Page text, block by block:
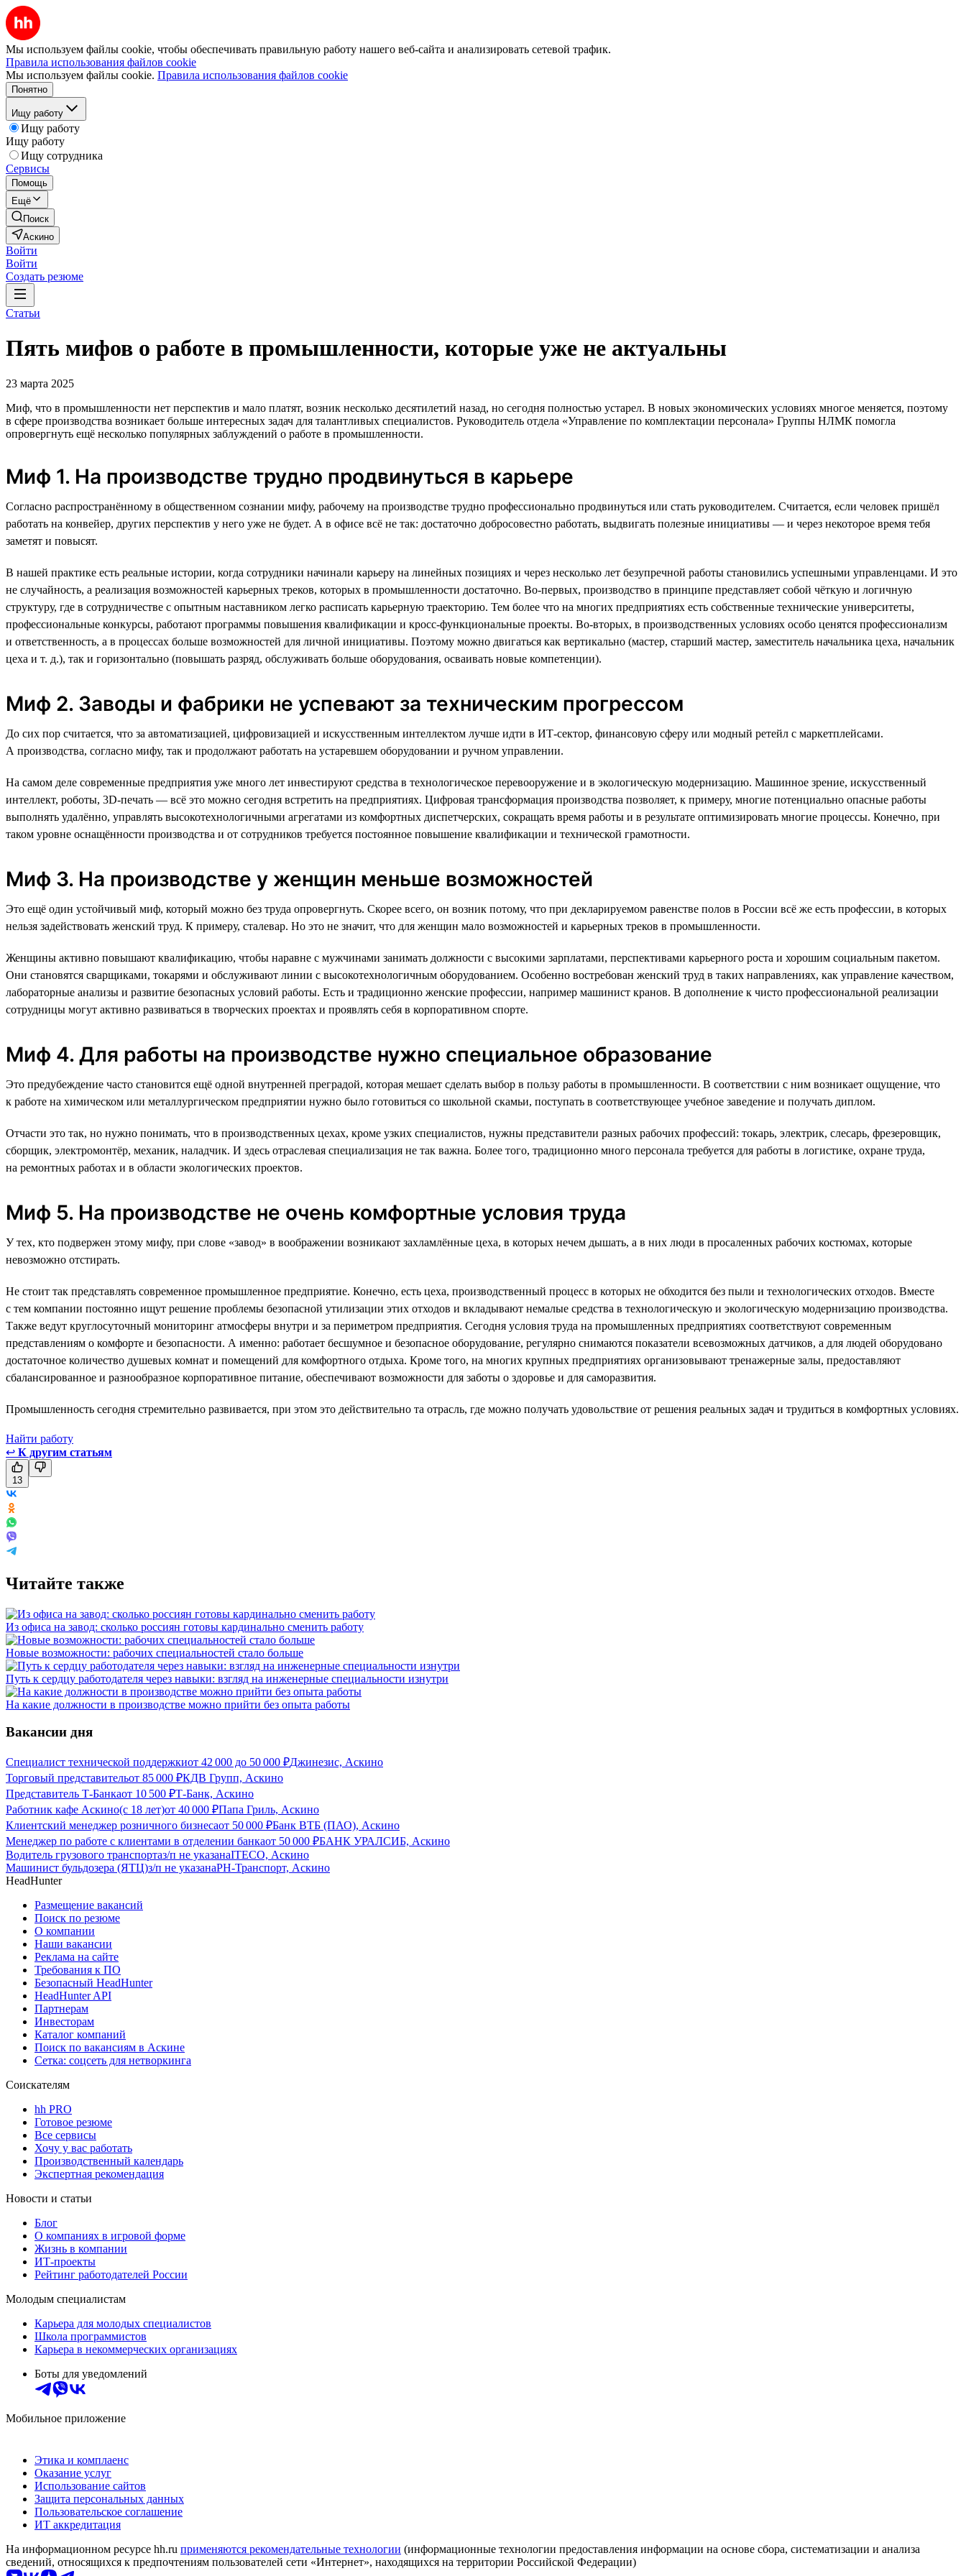
Мы используем файлы cookie, чтобы обеспечивать правильную работу нашего веб-сайта и анализировать сетевой трафик.
Правила использования файлов cookie
Мы используем файлы cookie. Правила использования файлов cookie
Понятно
Ищу работу
Ищу работу
Ищу работу
Ищу сотрудника
Сервисы
Помощь
Ещё
Поиск
Аскино
Войти
Войти
Создать резюме
Статьи
Пять мифов о работе в промышленности, которые уже не актуальны
23 марта 2025
Миф, что в промышленности нет перспектив и мало платят, возник несколько десятилетий назад, но сегодня полностью устарел. В новых экономических условиях многое меняется, поэтому
в сфере производства возникает больше интересных задач для талантливых специалистов. Руководитель отдела «Управление по комплектации персонала» Группы НЛМК помогла
опровергнуть ещё несколько популярных заблуждений о работе в промышленности.
Миф 1. На производстве трудно продвинуться в карьере
Согласно распространённому в общественном сознании мифу, рабочему на производстве трудно профессионально продвинуться или стать руководителем. Считается, если человек пришёл
работать на конвейер, других перспектив у него уже не будет. А в офисе всё не так: достаточно добросовестно работать, выдвигать полезные инициативы — и через некоторое время тебя
заметят и повысят.
В нашей практике есть реальные истории, когда сотрудники начинали карьеру на линейных позициях и через несколько лет безупречной работы становились успешными управленцами. И это
не случайность, а реализация возможностей карьерных треков, которых в промышленности достаточно. Во-первых, производство в принципе представляет собой чёткую и логичную
структуру, где в сотрудничестве с опытным наставником легко расписать карьерную траекторию. Тем более что на многих предприятиях есть собственные технические университеты,
профессиональные конкурсы, работают программы повышения квалификации и кросс-функциональные проекты. Во-вторых, в производственных условиях особо ценятся профессионализм
и ответственность, а в процессах больше возможностей для личной инициативы. Поэтому можно двигаться как вертикально (мастер, старший мастер, заместитель начальника цеха, начальник
цеха и т. д.), так и горизонтально (повышать разряд, обслуживать больше оборудования, осваивать новые компетенции).
Миф 2. Заводы и фабрики не успевают за техническим прогрессом
До сих пор считается, что за автоматизацией, цифровизацией и искусственным интеллектом лучше идти в ИТ-сектор, финансовую сферу или модный ретейл с маркетплейсами.
А производства, согласно мифу, так и продолжают работать на устаревшем оборудовании и ручном управлении.
На самом деле современные предприятия уже много лет инвестируют средства в технологическое перевооружение и в экологическую модернизацию. Машинное зрение, искусственный
интеллект, роботы, 3D-печать — всё это можно сегодня встретить на предприятиях. Цифровая трансформация производства позволяет, к примеру, многие потенциально опасные работы
выполнять удалённо, управлять высокотехнологичными агрегатами из комфортных диспетчерских, сокращать время работы и в результате оптимизировать многие процессы. Конечно, при
таком уровне оснащённости производства и от сотрудников требуется постоянное повышение квалификации и технической грамотности.
Миф 3. На производстве у женщин меньше возможностей
Это ещё один устойчивый миф, который можно без труда опровергнуть. Скорее всего, он возник потому, что при декларируемом равенстве полов в России всё же есть профессии, в которых
нельзя задействовать женский труд. К примеру, сталевар. Но это не значит, что для женщин мало возможностей и карьерных треков в промышленности.
Женщины активно повышают квалификацию, чтобы наравне с мужчинами занимать должности с высокими зарплатами, перспективами карьерного роста и хорошим социальным пакетом.
Они становятся сварщиками, токарями и обслуживают линии с высокотехнологичным оборудованием. Особенно востребован женский труд в таких направлениях, как управление качеством,
лабораторные анализы и развитие безопасных условий работы. Есть и традиционно женские профессии, например машинист кранов. В дополнение к чисто профессиональной реализации
сотрудницы могут активно развиваться в творческих проектах и проявлять себя в корпоративном спорте.
Миф 4. Для работы на производстве нужно специальное образование
Это предубеждение часто становится ещё одной внутренней преградой, которая мешает сделать выбор в пользу работы в промышленности. В соответствии с ним возникает ощущение, что
к работе на химическом или металлургическом предприятии нужно было готовиться со школьной скамьи, поступать в соответствующее учебное заведение и получать диплом.
Отчасти это так, но нужно понимать, что в производственных цехах, кроме узких специалистов, нужны представители разных рабочих профессий: токарь, электрик, слесарь, фрезеровщик,
сборщик, электромонтёр, механик, наладчик. И здесь отраслевая специализация не так важна. Более того, традиционно много персонала требуется для работы в логистике, охране труда,
на ремонтных работах и в области экологических проектов.
Миф 5. На производстве не очень комфортные условия труда
У тех, кто подвержен этому мифу, при слове «завод» в воображении возникают захламлённые цеха, в которых нечем дышать, а в них люди в просаленных рабочих костюмах, которые
невозможно отстирать.
Не стоит так представлять современное промышленное предприятие. Конечно, есть цеха, производственный процесс в которых не обходится без пыли и технологических отходов. Вместе
с тем компании постоянно ищут решение проблемы безопасной утилизации этих отходов и вкладывают немалые средства в технологическую и экологическую модернизацию производства.
Также ведут круглосуточный мониторинг атмосферы внутри и за периметром предприятия. Сегодня условия труда на промышленных предприятиях соответствуют современным
представлениям о комфорте и безопасности. А именно: работает бесшумное и безопасное оборудование, регулярно снимаются показатели всевозможных датчиков, а для людей оборудовано
достаточное количество душевых комнат и помещений для комфортного отдыха. Кроме того, на многих крупных предприятиях организовывают тренажерные залы, предоставляют
сбалансированное и разнообразное корпоративное питание, обеспечивают возможности для заботы о здоровье и для саморазвития.
Промышленность сегодня стремительно развивается, при этом это действительно та отрасль, где можно получать удовольствие от решения реальных задач и трудиться в комфортных условиях.
Найти работу
↩ К другим статьям
13
Читайте также
Из офиса на завод: сколько россиян готовы кардинально сменить работу
Новые возможности: рабочих специальностей стало больше
Путь к сердцу работодателя через навыки: взгляд на инженерные специальности изнутри
На какие должности в производстве можно прийти без опыта работы
Вакансии дня
Специалист технической поддержкиот 42 000 до 50 000 ₽Джинезис, Аскино
Торговый представительот 85 000 ₽КДВ Групп, Аскино
Представитель Т-Банкаот 10 500 ₽Т-Банк, Аскино
Работник кафе Аскино(с 18 лет)от 40 000 ₽Папа Гриль, Аскино
Клиентский менеджер розничного бизнесаот 50 000 ₽Банк ВТБ (ПАО), Аскино
Менеджер по работе с клиентами в отделении банкаот 50 000 ₽БАНК УРАЛСИБ, Аскино
Водитель грузового транспортаз/п не указанаITECO, Аскино
Машинист бульдозера (ЯТЦ)з/п не указанаРН-Транспорт, Аскино
HeadHunter
Размещение вакансий
Поиск по резюме
О компании
Наши вакансии
Реклама на сайте
Требования к ПО
Безопасный HeadHunter
HeadHunter API
Партнерам
Инвесторам
Каталог компаний
Поиск по вакансиям в Аскине
Сетка: соцсеть для нетворкинга
Соискателям
hh PRO
Готовое резюме
Все сервисы
Хочу у вас работать
Производственный календарь
Экспертная рекомендация
Новости и статьи
Блог
О компаниях в игровой форме
Жизнь в компании
ИТ-проекты
Рейтинг работодателей России
Молодым специалистам
Карьера для молодых специалистов
Школа программистов
Карьера в некоммерческих организациях
Боты для уведомлений
Мобильное приложение
Этика и комплаенс
Оказание услуг
Использование сайтов
Защита персональных данных
Пользовательское соглашение
ИТ аккредитация
На информационном ресурсе hh.ru применяются рекомендательные технологии (информационные технологии предоставления информации на основе сбора, систематизации и анализа
сведений, относящихся к предпочтениям пользователей сети «Интернет», находящихся на территории Российской Федерации)